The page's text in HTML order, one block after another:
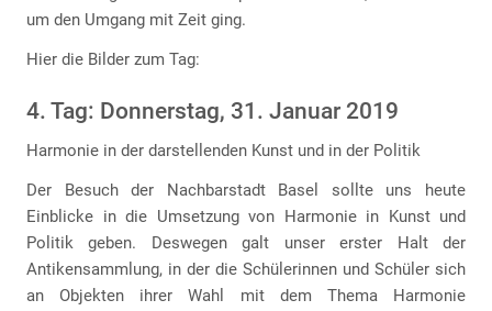
um den Umgang mit Zeit ging.
Hier die Bilder zum Tag:
4. Tag: Donnerstag, 31. Januar 2019
Harmonie in der darstellenden Kunst und in der Politik
Der Besuch der Nachbarstadt Basel sollte uns heute
Einblicke in die Umsetzung von Harmonie in Kunst und
Politik geben. Deswegen galt unser erster Halt der
Antikensammlung, in der die Schülerinnen und Schüler sich
an Objekten ihrer Wahl mit dem Thema Harmonie